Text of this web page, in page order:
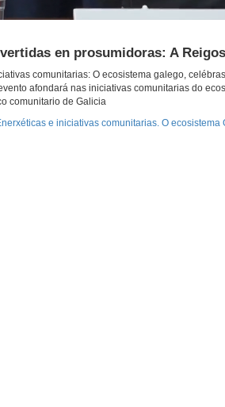
en prosumidoras: A
comunitarias: O ecosistema galego,
afondará nas iniciativas comunitarias do
comunitario de Galicia
e iniciativas comunitarias. O ecosistema